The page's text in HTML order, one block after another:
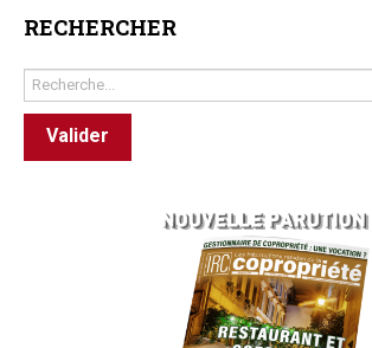
RECHERCHER
Rechercher
Valider